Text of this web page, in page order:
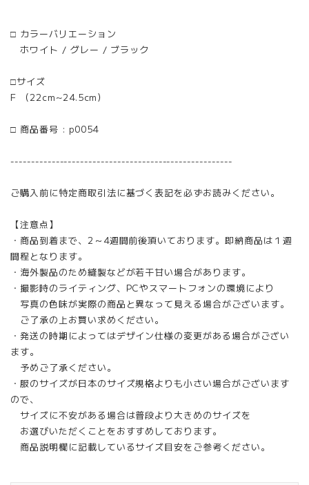
□ カラーバリエーション
ホワイト / グレー / ブラック
□サイズ
F （22cm~24.5cm）
□ 商品番号 : p0054
------------------------------------------------------
ご購入前に特定商取引法に基づく表記を必ずお読みください。
【注意点】
・商品到着まで、2～4週間前後頂いております。即納商品は１週
間程となります。
・海外製品のため縫製などが若干甘い場合があります。
・撮影時のライティング、PCやスマートフォンの環境により
写真の色味が実際の商品と異なって見える場合がございます。
ご了承の上お買い求めください。
・発送の時期によってはデザイン仕様の変更がある場合がござい
ます。
予めご了承ください。
・服のサイズが日本のサイズ規格よりも小さい場合がございます
ので、
サイズに不安がある場合は普段より大きめのサイズを
お選びいただくことをおすすめしております。
商品説明欄に記載しているサイズ目安をご参考ください。